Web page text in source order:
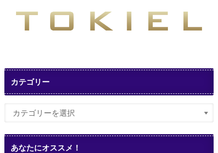
カテゴリー
あなたにオススメ！